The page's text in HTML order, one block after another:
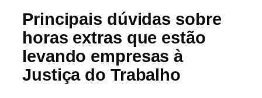
Principais dúvidas sobre
horas extras que estão
levando empresas à
Justiça do Trabalho